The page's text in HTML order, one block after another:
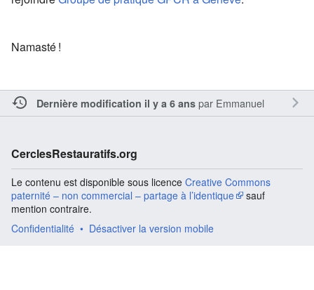
Namasté !
Dernière modification il y a 6 anspar Emmanuel
CerclesRestauratifs.org
Le contenu est disponible sous licence Creative Commons
paternité – non commercial – partage à l’identique
sauf
mention contraire.
Confidentialité
Désactiver la version mobile